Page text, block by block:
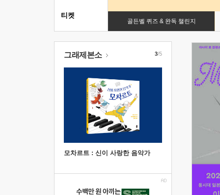
골든벨 퀴즈 & 완독 챌린지
티켓
그래제본소
모차르트 : 신이 사랑한 음악가
3/5